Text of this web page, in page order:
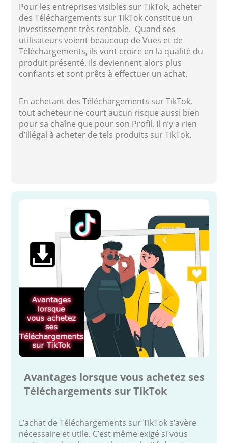
Pour les entreprises visibles sur TikTok, acheter
des Téléchargements sur TikTok constitue un
investissement très rentable. Quand ses
utilisateurs voient beaucoup de Vues et de
Téléchargements, ils vont croire en la qualité du
produit présenté. Ils deviennent alors plus
confiants et sont prêts à effectuer un achat.
En achetant des Téléchargements sur TikTok,
tout acheteur ne court aucun risque aussi bien
pour sa chaîne que pour son Profil. Il n’y a rien
d’illégal à acheter de tels produits sur TikTok.
Avantages lorsque vous achetez ses
Téléchargements sur TikTok
L’achat de Téléchargements sur TikTok s’avère
nécessaire et utile. C’est même exigé si vous